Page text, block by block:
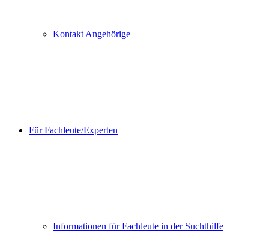
Kontakt Angehörige
Für Fachleute/Experten
Informationen für Fachleute in der Suchthilfe